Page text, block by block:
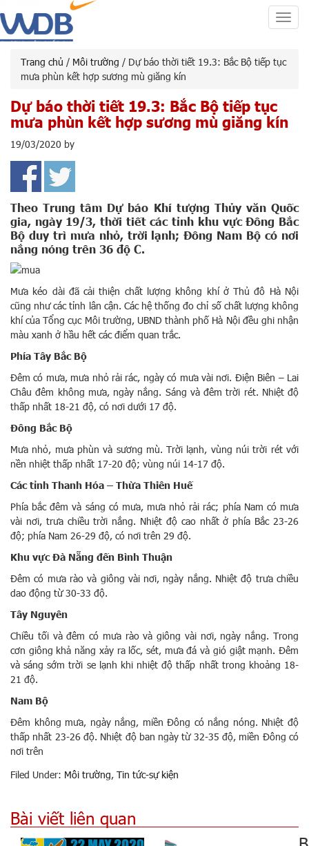
Trang chủ / Môi trường / Dự báo thời tiết 19.3: Bắc Bộ tiếp tục
mưa phùn kết hợp sương mù giăng kín
Dự báo thời tiết 19.3: Bắc Bộ tiếp tục
mưa phùn kết hợp sương mù giăng kín
19/03/2020 by
Theo Trung tâm Dự báo Khí tượng Thủy văn Quốc
gia, ngày 19/3, thời tiết các tỉnh khu vực Đông Bắc
Bộ duy trì mưa nhỏ, trời lạnh; Đông Nam Bộ có nơi
nắng nóng trên 36 độ C.
Mưa kéo dài đã cải thiện chất lượng không khí ở Thủ đô Hà Nội
cũng như các tỉnh lân cận. Các hệ thống đo chỉ số chất lượng không
khí của Tổng cục Môi trường, UBND thành phố Hà Nội đều ghi nhận
màu xanh ở hầu hết các điểm quan trắc.
Phía Tây Bắc Bộ
Đêm có mưa, mưa nhỏ rải rác, ngày có mưa vài nơi. Điện Biên – Lai
Châu đêm không mưa, ngày nắng. Sáng và đêm trời rét. Nhiệt độ
thấp nhất 18-21 độ, có nơi dưới 17 độ.
Đông Bắc Bộ
Mưa nhỏ, mưa phùn và sương mù. Trời lạnh, vùng núi trời rét với
nền nhiệt thấp nhất 17-20 độ; vùng núi 14-17 độ.
Các tỉnh Thanh Hóa – Thừa Thiên Huế
Phía bắc đêm và sáng có mưa, mưa nhỏ rải rác; phía Nam có mưa
vài nơi, trưa chiều trời nắng. Nhiệt độ cao nhất ở phía Bắc 23-26
độ; phía Nam 26-29 độ, có nơi trên 29 độ.
Khu vực Đà Nẵng đến Bình Thuận
Đêm có mưa rào và giông vài nơi, ngày nắng. Nhiệt độ trưa chiều
dao động từ 30-33 độ.
Tây Nguyên
Chiều tối và đêm có mưa rào và giông vài nơi, ngày nắng. Trong
cơn giông khả năng xảy ra lốc, sét, mưa đá và gió giật mạnh. Đêm
và sáng sớm trời se lạnh khi nhiệt độ thấp nhất trong khoảng 18-
21 độ.
Nam Bộ
Đêm không mưa, ngày nắng, miền Đông có nắng nóng. Nhiệt độ
thấp nhất 23-26 độ. Nhiệt độ ban ngày từ 32-35 độ, miền Đông có
nơi trên
Filed Under: Môi trường, Tin tức-sự kiện
Bài viết liên quan